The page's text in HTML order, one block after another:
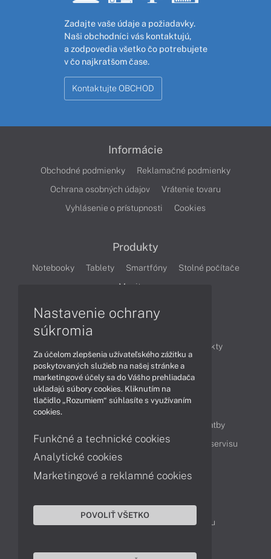
Zadajte vaše údaje a požiadavky.
Naši obchodníci vás kontaktujú,
a zodpovedia všetko čo potrebujete
v čo najkratšom čase.
Kontaktujte OBCHOD
Informácie
Obchodné podmienky
Reklamačné podmienky
Ochrana osobných údajov
Vrátenie tovaru
Vyhlásenie o prístupnosti
Cookies
Produkty
Notebooky Tablety Smartfóny
Stolné počítače
Monitory
Produkty
Technológie
Videá
Obsah
Možnosti doručenia a platby
Podpora a servis
Servisné služby Cenník servisu
Kontakty
043 4224 771
Obchodné oddelenie
Reklamácia tovaru
Nastavenie ochrany
súkromia
Za účelom zlepšenia užívateľského zážitku a
poskytovaných služieb na našej stránke a
marketingové účely sa do Vášho prehliadača
ukladajú súbory cookies. Kliknutím na
tlačidlo „Rozumiem“ súhlasíte s využívaním
cookies.
Funkčné a technické cookies
Analytické cookies
Marketingové a reklamné cookies
POVOLIŤ VŠETKO